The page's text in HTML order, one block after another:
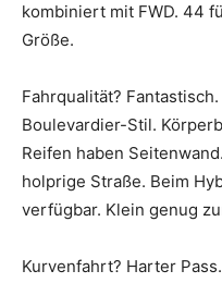
kombiniert mit FWD. 44
Größe.
Fahrqualität?
Boulevardier-Stil.
Reifen haben
holprige Straße. Beim
verfügbar. Klein genug
Kurvenfahrt? Harter